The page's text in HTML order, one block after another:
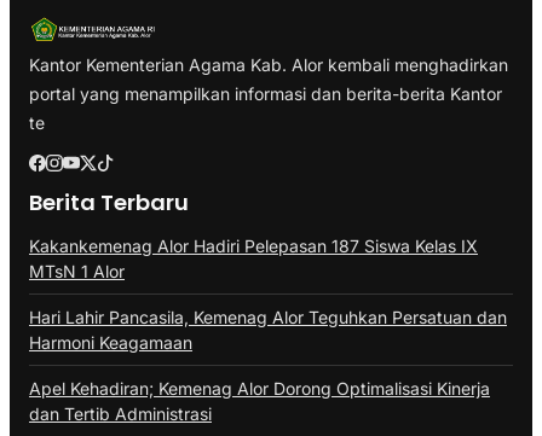
Kantor Kementerian Agama Kab. Alor kembali menghadirkan
portal yang menampilkan informasi dan berita-berita Kantor
te
Berita Terbaru
Kakankemenag Alor Hadiri Pelepasan 187 Siswa Kelas IX
MTsN 1 Alor
Hari Lahir Pancasila, Kemenag Alor Teguhkan Persatuan dan
Harmoni Keagamaan
Apel Kehadiran; Kemenag Alor Dorong Optimalisasi Kinerja
dan Tertib Administrasi